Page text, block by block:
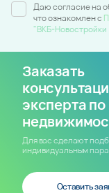
Даю согласие на
что ознакомлен c
"ВКБ-Новостройки
Заказать
эксперта по
Для вас сделают
индивидуальным
Оставить